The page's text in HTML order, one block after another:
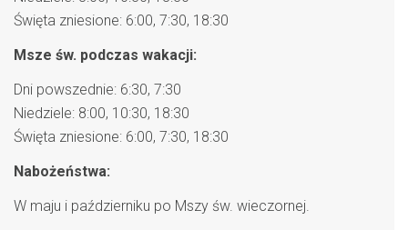
Święta zniesione: 6:00, 7:30, 18:30
Msze św. podczas wakacji:
Dni powszednie: 6:30, 7:30
Niedziele: 8:00, 10:30, 18:30
Święta zniesione: 6:00, 7:30, 18:30
Nabożeństwa:
W maju i październiku po Mszy św. wieczornej.